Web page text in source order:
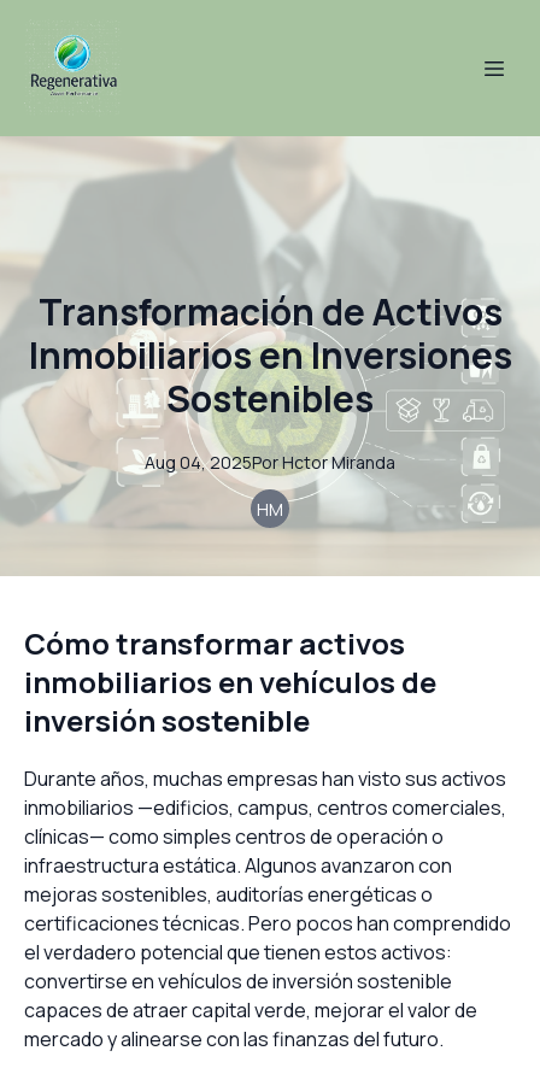
Transformación de Activos
Inmobiliarios en Inversiones
Sostenibles
Aug 04, 2025PorHctorMiranda
HM
Cómo transformar activos
inmobiliarios en vehículos de
inversión sostenible
Durante años, muchas empresas han visto sus activos
inmobiliarios —edificios, campus, centros comerciales,
clínicas— como simples centros de operación o
infraestructura estática. Algunos avanzaron con
mejoras sostenibles, auditorías energéticas o
certificaciones técnicas. Pero pocos han comprendido
el verdadero potencial que tienen estos activos:
convertirse en vehículos de inversión sostenible
capaces de atraer capital verde, mejorar el valor de
mercado y alinearse con las finanzas del futuro.